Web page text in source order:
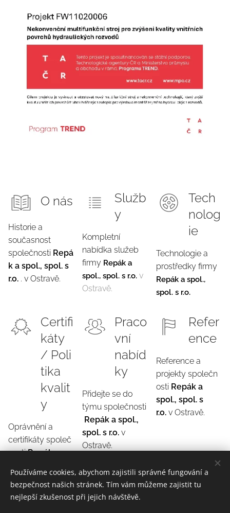
O nás
Historie a
současnost
společnosti Repá
k a spol., spol. s
r.o. . v Ostravě.
Služb
y
Kompletní
nabídka služeb
firmy Repák a
spol., spol. s r.o. v
Ostravě.
Tech
nolog
ie
Technologie a
prostředky firmy
Repák a spol.,
spol. s r.o.
Certifi
káty
/ Poli
tika
kvalit
y
Oprávnění a
certifikáty společ
nostiRepák a
r.o.v Ostravě,
včetně její politiky
kvality
Praco
vní
nabíd
ky
Přidejte se do
týmu společnosti
Repák a spol.,
spol. s r.o. v
Ostravě.
Refer
ence
Reference a
projekty společn
osti Repák a
spol., spol. s
r.o.v Ostravě.
Používáme cookies, abychom zajistili správné fungování a
bezpečnost našich stránek. Tím vám můžeme zajistit tu
nejlepší zkušenost při jejich návštěvě.